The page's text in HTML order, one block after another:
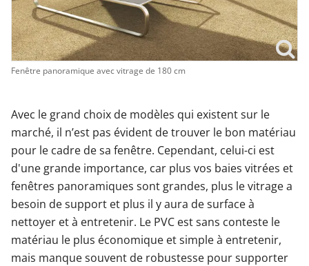
Fenêtre panoramique avec vitrage de 180 cm
Avec le grand choix de modèles qui existent sur le
marché, il n’est pas évident de trouver le bon matériau
pour le cadre de sa fenêtre. Cependant, celui-ci est
d'une grande importance, car plus vos baies vitrées et
fenêtres panoramiques sont grandes, plus le vitrage a
besoin de support et plus il y aura de surface à
nettoyer et à entretenir. Le PVC est sans conteste le
matériau le plus économique et simple à entretenir,
mais manque souvent de robustesse pour supporter